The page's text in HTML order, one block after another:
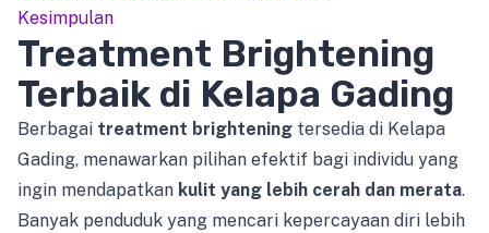
Kesimpulan
Treatment Brightening
Terbaik di Kelapa Gading
Berbagai treatment brightening tersedia di Kelapa
Gading, menawarkan pilihan efektif bagi individu yang
ingin mendapatkan kulit yang lebih cerah dan merata.
Banyak penduduk yang mencari kepercayaan diri lebih